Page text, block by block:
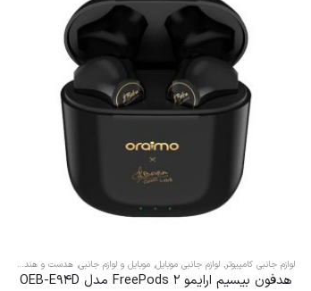
لوازم جانبی کامپیوتر, لوازم جانبی موبایل, موبایل و لوازم جانبی, هدست و هندزفری
هدفون بیسیم ارایمو FreePods 2 مدل OEB-E94D